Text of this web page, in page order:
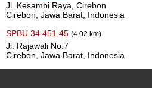
Jl. Kesambi Raya, Cirebon
Cirebon, Jawa Barat, Indonesia
SPBU 34.451.45 (4.02 km)
Jl. Rajawali No.7
Cirebon, Jawa Barat, Indonesia